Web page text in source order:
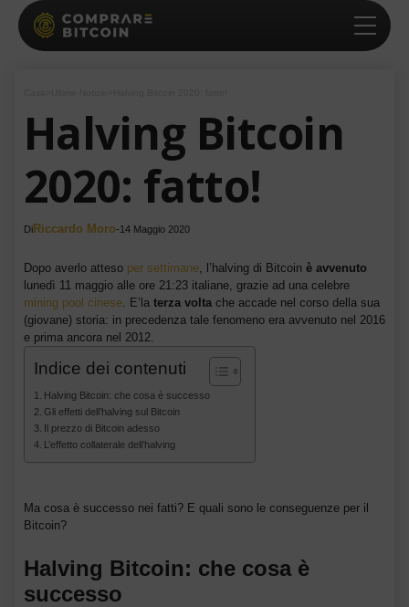
Halving Bitcoin
2020: fatto!
Di Riccardo Moro-14 Maggio 2020
Dopo averlo atteso per settimane, l’halving di Bitcoin è avvenuto
lunedì 11 maggio alle ore 21:23 italiane, grazie ad una celebre
mining pool cinese. E’la terza volta che accade nel corso della sua
(giovane) storia: in precedenza tale fenomeno era avvenuto nel 2016
e prima ancora nel 2012.
Indice dei contenuti
Halving Bitcoin: che cosa è successo
Gli effetti dell’halving sul Bitcoin
Il prezzo di Bitcoin adesso
L’effetto collaterale dell’halving
Ma cosa è successo nei fatti? E quali sono le conseguenze per il
Bitcoin?
Halving Bitcoin: che cosa è
successo